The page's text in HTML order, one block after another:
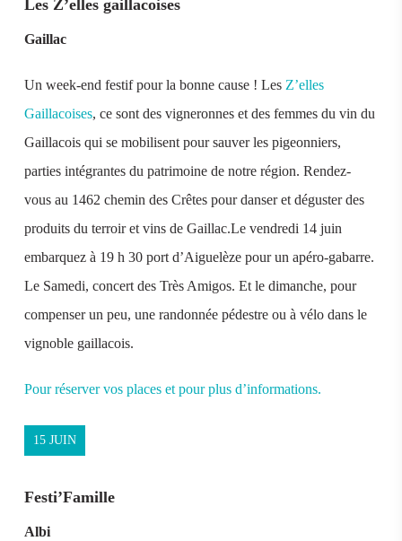
Les Z’elles gaillacoises
Gaillac
Un week-end festif pour la bonne cause ! Les Z’elles
Gaillacoises, ce sont des vigneronnes et des femmes du vin du
Gaillacois qui se mobilisent pour sauver les pigeonniers,
parties intégrantes du patrimoine de notre région.Rendez-
vous au 1462 chemin des Crêtes pour danser et déguster des
produits du terroir et vins de Gaillac.Le vendredi 14 juin
embarquez à 19 h 30 port d’Aiguelèze pour un apéro-gabarre.
Le Samedi, concert des Très Amigos. Et le dimanche, pour
compenser un peu, une randonnée pédestre ou à vélo dans le
vignoble gaillacois.
Pour réserver vos places et pour plus d’informations.
15 JUIN
Festi’Famille
Albi